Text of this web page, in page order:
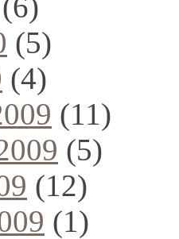
(5)
(4)
(11)
(5)
(12)
(1)